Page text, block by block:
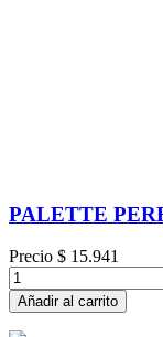
PALETTE
Precio $ 15.941
Añadir al carrito